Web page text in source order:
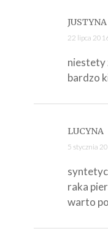
JUSTYNA
22 lipca
niestety
bardzo
LUCYNA
5 stycznia
raka
warto